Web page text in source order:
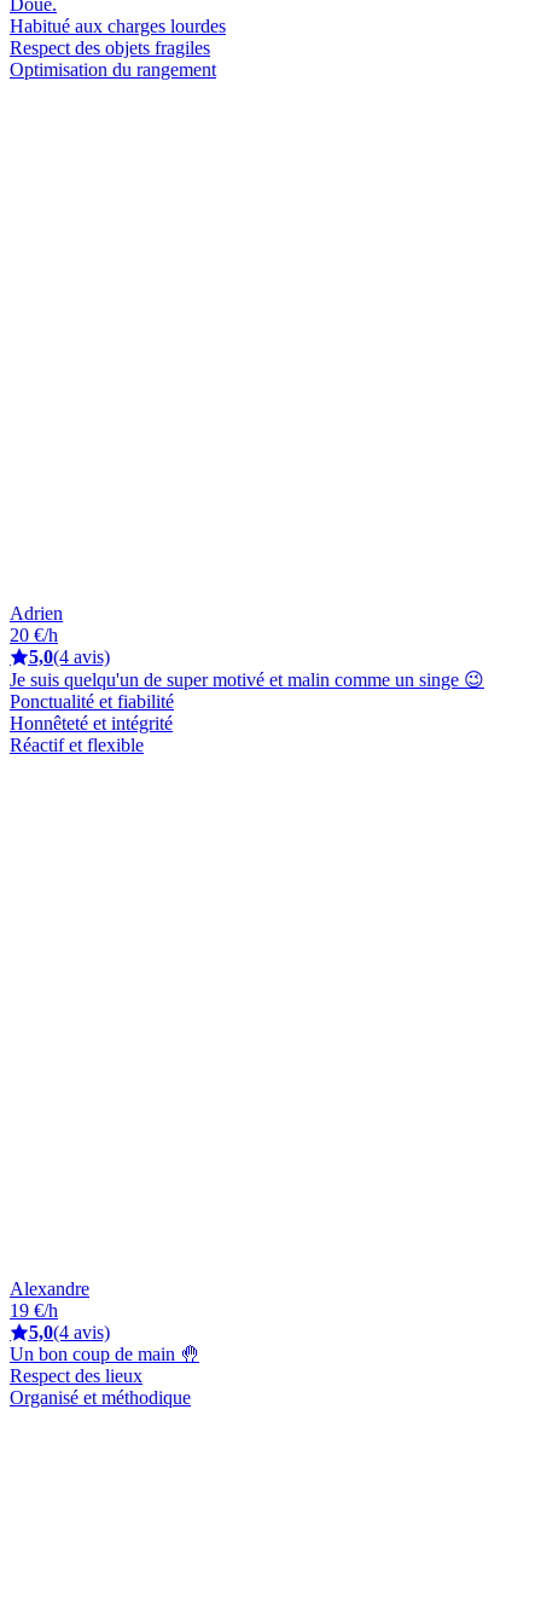
Habitué aux charges lourdes
Respect des objets fragiles
Optimisation du rangement
Adrien
20 €/h
5,0(4 avis)
Je suis quelqu'un de super motivé et malin comme un singe 😉
Ponctualité et fiabilité
Honnêteté et intégrité
Réactif et flexible
Alexandre
19 €/h
5,0(4 avis)
Un bon coup de main 🤚
Respect des lieux
Organisé et méthodique